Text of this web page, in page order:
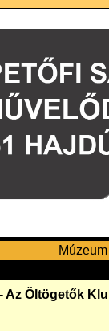
Múzeum
Az Öltögetők